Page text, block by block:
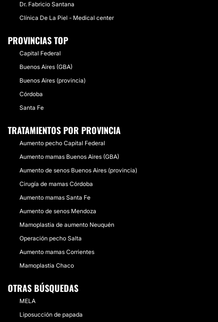
Dr. Fabricio Santana
Clínica De La Piel - Medical center
PROVINCIAS TOP
Capital Federal
Buenos Aires (GBA)
Buenos Aires (provincia)
Córdoba
Santa Fe
TRATAMIENTOS POR PROVINCIA
Aumento pecho Capital Federal
Aumento mamas Buenos Aires (GBA)
Aumento de senos Buenos Aires (provincia)
Cirugía de mamas Córdoba
Aumento mamas Santa Fe
Aumento de senos Mendoza
Mamoplastia de aumento Neuquén
Operación pecho Salta
Aumento mamas Corrientes
Mamoplastia Chaco
OTRAS BÚSQUEDAS
MELA
Liposucción de papada